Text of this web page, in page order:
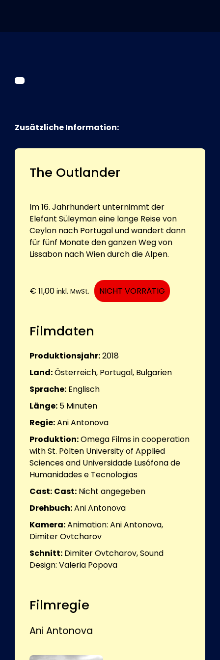
Kurier Romy 2026
Zusätzliche Information:
The Outlander
Im 16. Jahrhundert unternimmt der
Elefant Süleyman eine lange Reise von
Ceylon nach Portugal und wandert dann
für fünf Monate den ganzen Weg von
Lissabon nach Wien durch die Alpen.
€ 11,00 inkl. MwSt. NICHT VORRÄTIG
Filmdaten
Produktionsjahr:2018
Land:Österreich, Portugal, Bulgarien
Sprache: Englisch
Länge: 5 Minuten
Regie:Ani Antonova
Produktion:Omega Films in cooperation
with St. Pölten University of Applied
Sciences and Universidade Lusófona de
Humanidades e Tecnologias
Cast: Cast: Nicht angegeben
Drehbuch:Ani Antonova
Kamera:Animation: Ani Antonova,
Dimiter Ovtcharov
Schnitt: Dimiter Ovtcharov, Sound
Design: Valeria Popova
Filmregie
Ani Antonova